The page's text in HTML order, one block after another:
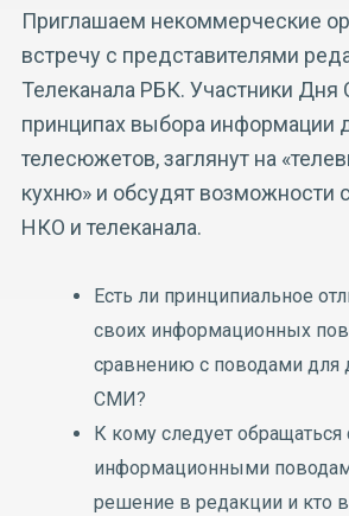
Приглашаем некоммерческие
встречу с представителями
Телеканала РБК. Участники
принципах выбора информации
телесюжетов, заглянут на
кухню» и обсудят возможности
НКО и телеканала.
Есть ли принципиальное
своих информационных
сравнению с поводами для
СМИ?
К кому следует обращаться
информационными
решение в редакции и кто